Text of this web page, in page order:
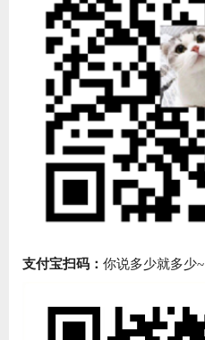
支付宝扫码： 你说多少就多少~